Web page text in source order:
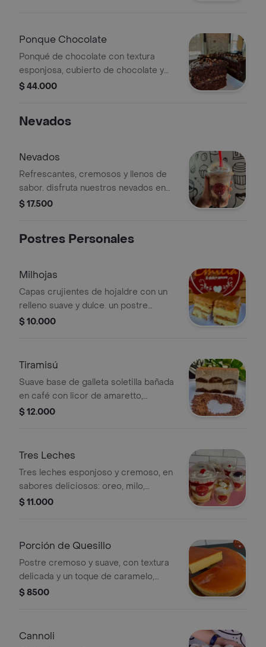
Ponque Chocolate
Ponqué de chocolate con textura
esponjosa, cubierto de chocolate y
relleno de crema. Ideal para
$ 44.000
Nevados
Nevados
Refrescantes, cremosos y llenos de
sabor. disfruta nuestros nevados en
vaso con opciones deliciosas como
día!
$ 17.500
Postres Personales
Milhojas
Capas crujientes de hojaldre con un
relleno suave y dulce. un postre
tradicional, ligero y delicioso, ideal
$ 10.000
Tiramisú
Suave base de galleta soletilla bañada
en café con licor de amaretto,
cubierta con una ligera base de
lleno de sabor.
$ 12.000
Tres Leches
Tres leches esponjoso y cremoso, en
sabores deliciosos: oreo, milo,
maracuyá y frutos rojos. ideal para
$ 11.000
Porción de Quesillo
Postre cremoso y suave, con textura
delicada y un toque de caramelo,
hecho con receta tradicional,
$ 8500
Cannoli